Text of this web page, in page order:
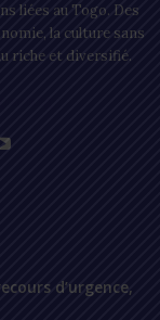
liées au Togo. Des
la culture sans
riche et diversifié.
d’urgence,